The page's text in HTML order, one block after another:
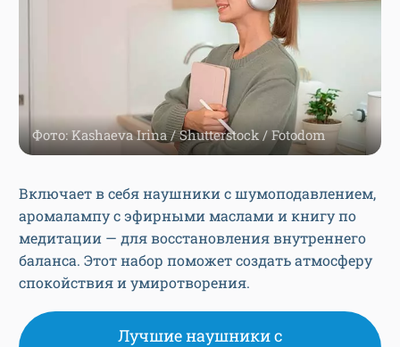
Фото: Kashaeva Irina / Shutterstock / Fotodom
Включает в себя наушники с шумоподавлением,
аромалампу с эфирными маслами и книгу по
медитации — для восстановления внутреннего
баланса. Этот набор поможет создать атмосферу
спокойствия и умиротворения.
Лучшие наушники с